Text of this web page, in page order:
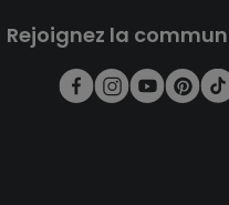
Rejoignez la